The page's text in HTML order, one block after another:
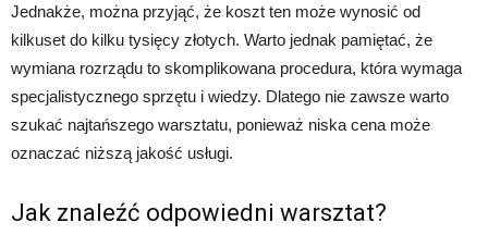
Jednakże, można przyjąć, że koszt ten może wynosić od
kilkuset do kilku tysięcy złotych. Warto jednak pamiętać, że
wymiana rozrządu to skomplikowana procedura, która wymaga
specjalistycznego sprzętu i wiedzy. Dlatego nie zawsze warto
szukać najtańszego warsztatu, ponieważ niska cena może
oznaczać niższą jakość usługi.
Jak znaleźć odpowiedni warsztat?